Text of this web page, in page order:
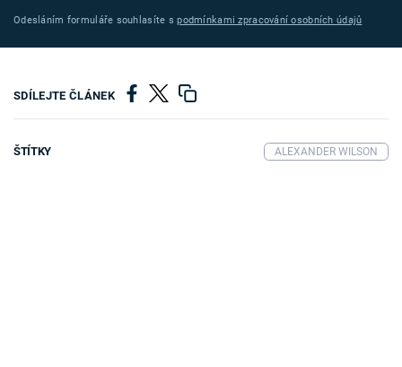
Odesláním formuláře souhlasíte spodmínkami zpracování osobních údajů
SDÍLEJTE ČLÁNEK
ŠTÍTKY ALEXANDER WILSON